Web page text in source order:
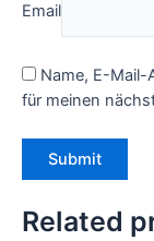
Email
Name, E-Mail-
für meinen
Related